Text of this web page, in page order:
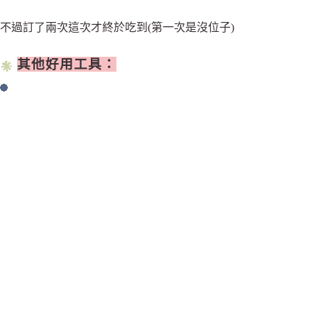
不過訂了兩次這次才終於吃到(第一次是沒位子)
其他好用工具：